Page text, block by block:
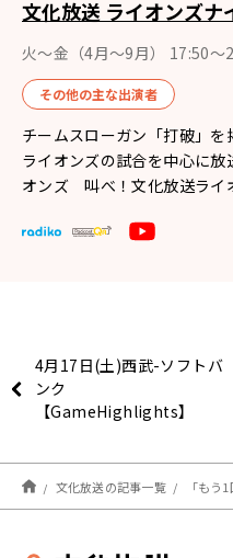
文化放送 ライオンズナ
火～金（4月〜9月） 17:50～
その他の主な出演者
チームスローガン「打破」
ライオンズの試合を中心に放
オンズ 叫べ！文化放送ライ
4月17日(土)西武-ソフトバ
ンク
【GameHighlights】
文化放送の記事一覧 「もう1回鍛